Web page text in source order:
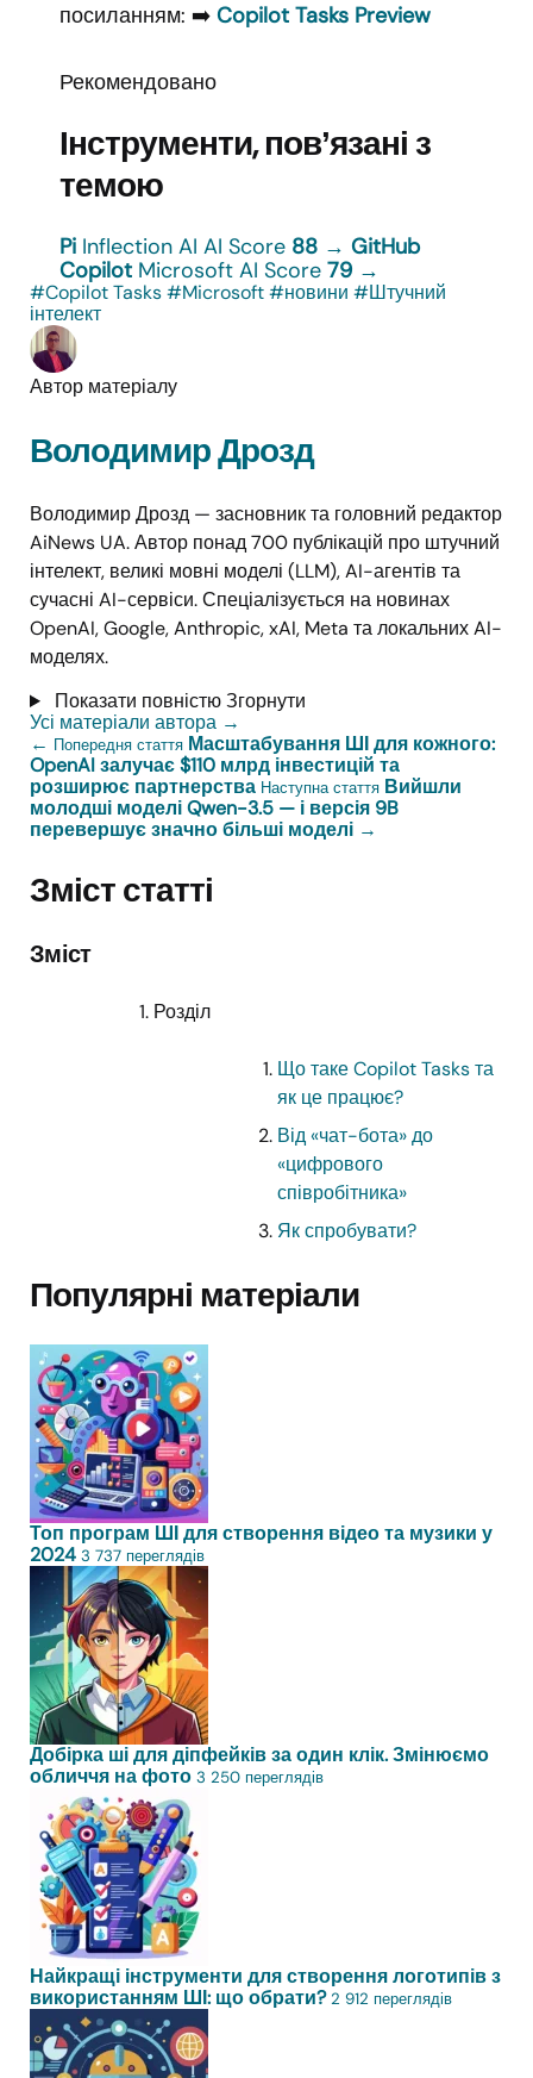
посиланням: ➡️ Copilot Tasks Preview
Рекомендовано
Інструменти, повʼязані з
темою
Pi Inflection AI AI Score 88 → GitHub
Copilot Microsoft AI Score 79 →
#Copilot Tasks#Microsoft#новини #Штучний
інтелект
Автор матеріалу
Володимир Дрозд
Володимир Дрозд — засновник та головний редактор
AiNews UA. Автор понад 700 публікацій про штучний
інтелект, великі мовні моделі (LLM), AI-агентів та
сучасні AI-сервіси. Спеціалізується на новинах
OpenAI, Google, Anthropic, xAI, Meta та локальних AI-
моделях.
Показати повністюЗгорнути
Усі матеріали автора →
← Попередня стаття Масштабування ШІ для кожного:
OpenAI залучає $110 млрд інвестицій та
розширює партнерства Наступна стаття Вийшли
молодші моделі Qwen-3.5 — і версія 9B
перевершує значно більші моделі →
Зміст статті
Зміст
Розділ
Що таке Copilot Tasks та
як це працює?
Від «чат-бота» до
«цифрового
співробітника»
Як спробувати?
Популярні матеріали
Топ програм ШІ для створення відео та музики у
2024 3 737 переглядів
Добірка ші для діпфейків за один клік. Змінюємо
обличчя на фото 3 250 переглядів
Найкращі інструменти для створення логотипів з
використанням ШІ: що обрати? 2 912 переглядів